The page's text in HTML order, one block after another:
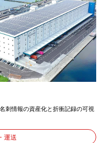
刺情報の資産化と折衝記録の可視
運送